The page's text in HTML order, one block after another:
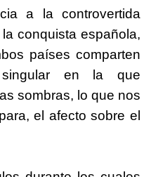
a la controvertida
conquista española,
países comparten
en la que
sombras, lo que nos
el afecto sobre el